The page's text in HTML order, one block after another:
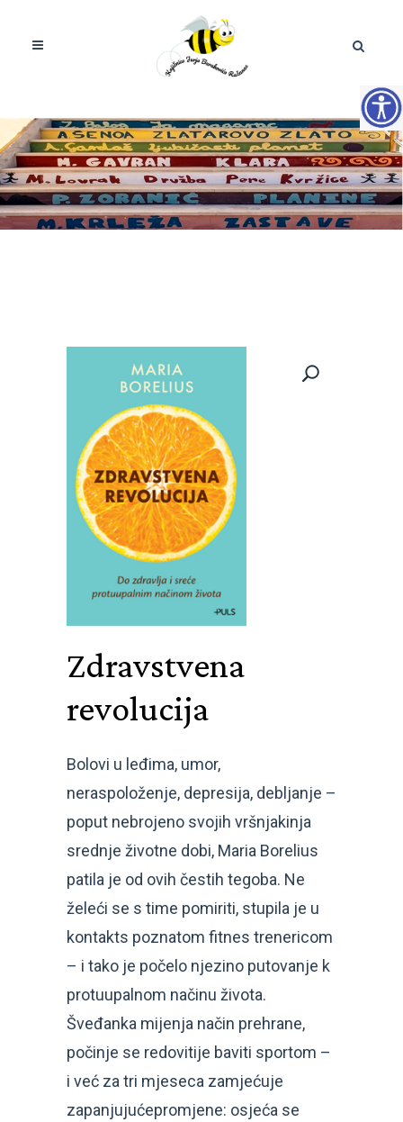
Zdravstvena
revolucija
Bolovi u leđima, umor,
neraspoloženje, depresija, debljanje –
poput nebrojeno svojih vršnjakinja
srednje životne dobi, Maria Borelius
patila je od ovih čestih tegoba. Ne
želeći se s time pomiriti, stupila je u
kontakts poznatom fitnes trenericom
– i tako je počelo njezino putovanje k
protuupalnom načinu života.
Šveđanka mijenja način prehrane,
počinje se redovitije baviti sportom –
i već za tri mjeseca zamjećuje
zapanjujućepromjene: osjeća se